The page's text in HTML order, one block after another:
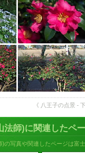
《 八王子の点景 -
法師)に関連したペ
)の写真や関連したページは富